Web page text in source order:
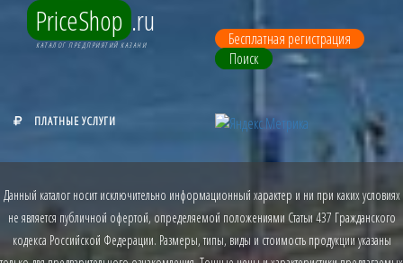
PriceShop .ru
КАТАЛОГ ПРЕДПРИЯТИЙ КАЗАНИ
Бесплатная регистрация
Поиск
ПЛАТНЫЕ УСЛУГИ
Данный каталог носит исключительно информационный характер и ни при каких условиях
не является публичной офертой, определяемой положениями Статьи 437 Гражданского
кодекса Российской Федерации. Размеры, типы, виды и стоимость продукции указаны